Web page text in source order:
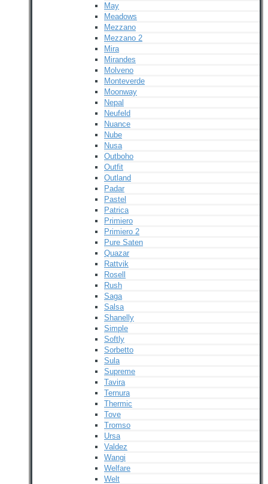
May
Meadows
Mezzano
Mezzano 2
Mira
Mirandes
Molveno
Monteverde
Moonway
Nepal
Neufeld
Nuance
Nube
Nusa
Outboho
Outfit
Outland
Padar
Pastel
Patrica
Primiero
Primiero 2
Pure Saten
Quazar
Rattvik
Rosell
Rush
Saga
Salsa
Shanelly
Simple
Softly
Sorbetto
Sula
Supreme
Tavira
Ternura
Thermic
Tove
Tromso
Ursa
Valdez
Wangi
Welfare
Welt